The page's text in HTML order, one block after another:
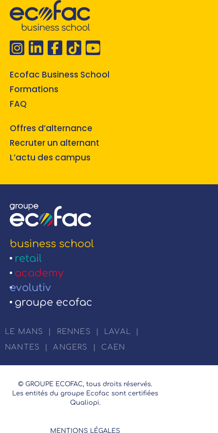
Ecofac Business School
Formations
FAQ
Offres d’alternance
Recruter un alternant
L’actu des campus
business school
retail
academy
evolutiv
groupe ecofac
LE MANS RENNES LAVAL
NANTES
ANGERS CAEN
© GROUPE ECOFAC, tous droits réservés.
Les entités du groupe Ecofac sont certifiées
Qualiopi.
MENTIONS LÉGALES